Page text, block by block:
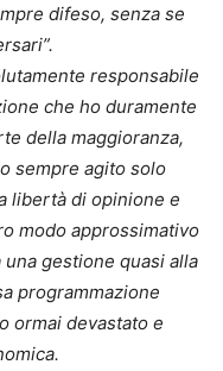
difeso, senza se
responsabile
che ho duramente
della maggioranza,
sempre agito solo
libertà di opinione e
modo approssimativo
gestione quasi alla
programmazione
ormai devastato e